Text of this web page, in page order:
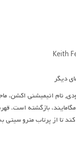
دیگر
بازگشته است.
کند تا از پرتاب مترو